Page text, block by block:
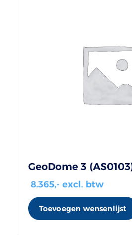
GeoDome 3
8.365,- excl. btw
Toevoegen wensenlijst